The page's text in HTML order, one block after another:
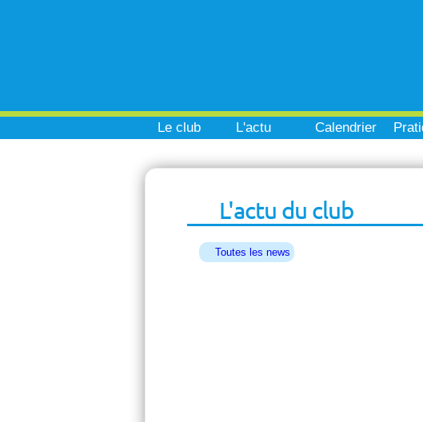
Le club L'actu Calendrier
L'actu du club
Toutes les news